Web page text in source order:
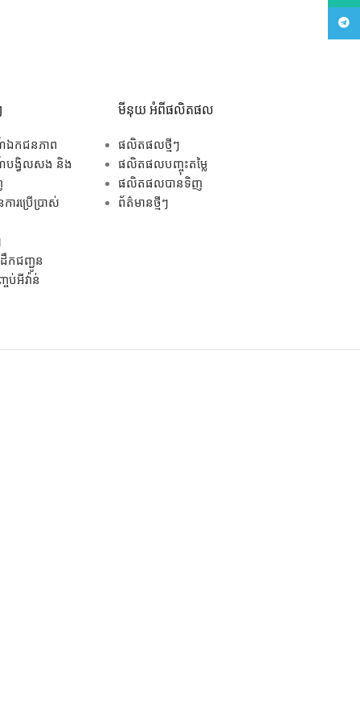
ឯកជនភាព
បង្វិលសង និង
ារប្រើប្រាស់
កជញ្ជូន
ប់អីវ៉ាន់
មីនុយ អំពីផលិតផល
ផលិតផលថ្មីៗ
ផលិតផលបញ្ចុះតម្លៃ
ផលិតផលបានទិញ
ព័ត៌មានថ្មីៗ